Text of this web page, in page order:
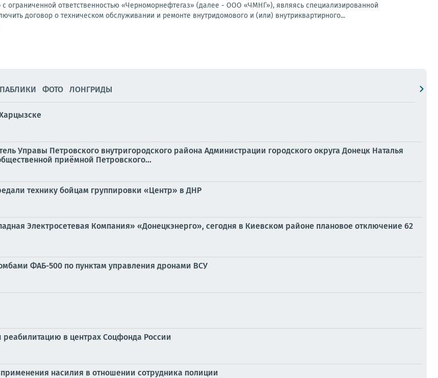
ограниченной ответственностью «Черноморнефтегаз» (далее - ООО «ЧМНГ»), являясь специализированной
договор о техническом обслуживании и ремонте внутридомового и (или) внутриквартирного...
ПАБЛИКИ ФОТО ЛОНГРИДЫ
Управы Петровского внутригородского района Администрации городского округа Донецк Наталья
приёмной Петровского...
технику бойцам группировки «Центр» в ДНР
Электросетевая Компания» «Донецкэнерго», сегодня в Киевском районе плановое отключение 62
ФАБ-500 по пунктам управления дронами ВСУ
в центрах Соцфонда России
насилия в отношении сотрудника полиции